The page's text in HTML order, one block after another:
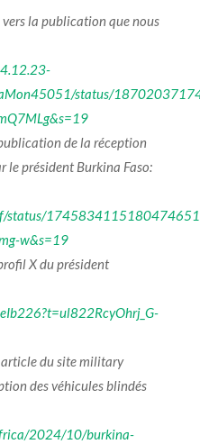
la publication que nous
status/
de la réception
le président Burkina Faso:
status/
w&s=19
X du président
article du site military
des véhicules blindés
2024/10/burkina-